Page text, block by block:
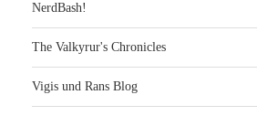
NerdBash!
The Valkyrur's Chronicles
Vigis und Rans Blog